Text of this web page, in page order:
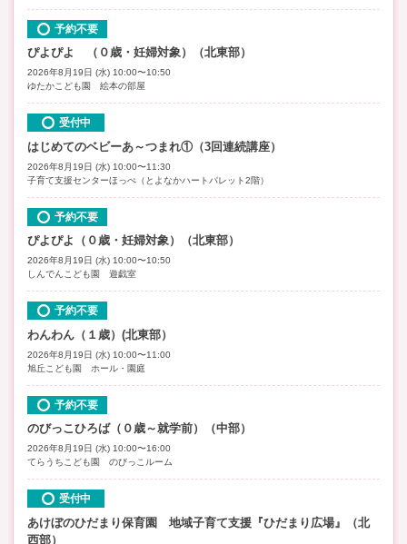
予約不要
ぴよぴよ （０歳・妊婦対象）（北東部）
2026年8月19日 (水) 10:00〜10:50
ゆたかこども園 絵本の部屋
受付中
はじめてのベビーあ～つまれ①（3回連続講座）
2026年8月19日 (水) 10:00〜11:30
子育て支援センターほっぺ（とよなかハートパレット2階）
予約不要
ぴよぴよ（０歳・妊婦対象）（北東部）
2026年8月19日 (水) 10:00〜10:50
しんでんこども園 遊戯室
予約不要
わんわん（１歳）(北東部）
2026年8月19日 (水) 10:00〜11:00
旭丘こども園 ホール・園庭
予約不要
のびっこひろば（０歳～就学前）（中部）
2026年8月19日 (水) 10:00〜16:00
てらうちこども園 のびっこルーム
受付中
あけぼのひだまり保育園 地域子育て支援『ひだまり広場』（北
西部）